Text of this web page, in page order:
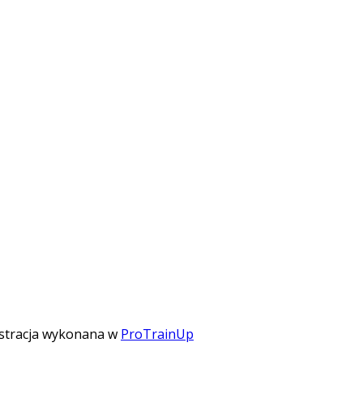
wykonana w ProTrainUp